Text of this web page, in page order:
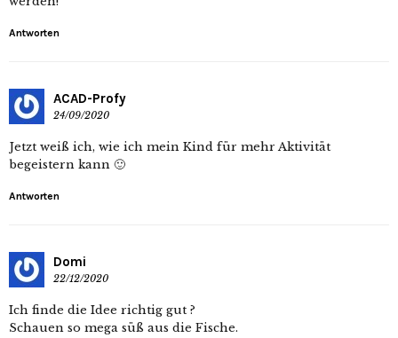
Antworten
ACAD-Profy
24/09/2020
Jetzt weiß ich, wie ich mein Kind für mehr Aktivität
begeistern kann 🙂
Antworten
Domi
22/12/2020
Ich finde die Idee richtig gut ?
Schauen so mega süß aus die Fische.